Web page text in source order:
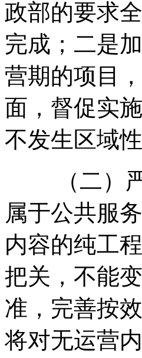
政部的要求
完成；二是
营期的项目
面，督促实
不发生区域
（二）严
属于公共服
内容的纯工
把关，不能
准，完善按
将对无运营